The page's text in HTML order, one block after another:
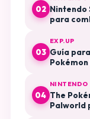
02 Nintendo
para
03
EXP.UP
Guía
04
NINTENDO
The
Palworld